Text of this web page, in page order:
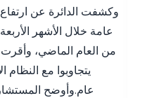
وكشفت الدائرة عن ارتفاع
عامة خلال الأشهر
من العام الماضي،
يتجاوبوا مع النظام
عام.وأوضح